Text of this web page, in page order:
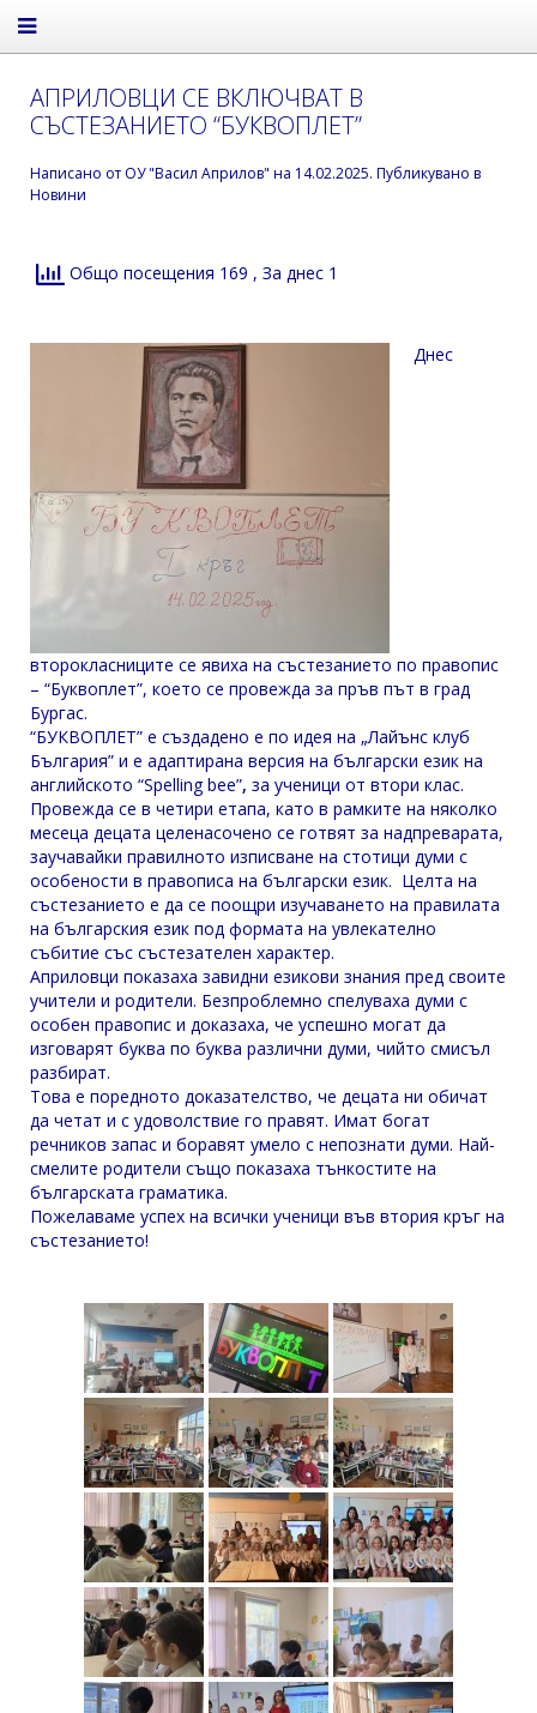
АПРИЛОВЦИ СЕ ВКЛЮЧВАТ В
СЪСТЕЗАНИЕТО “БУКВОПЛЕТ”
Написано от ОУ "Васил Априлов" на 14.02.2025. Публикувано в
Новини
Общо посещения 169 , За днес 1
Днес
второкласниците се явиха на състезанието по правопис
– “Буквоплет”, което се провежда за пръв път в град
Бургас.
“БУКВОПЛЕТ” е създадено е по идея на „Лайънс клуб
България” и е адаптирана версия на български език на
английското “Spelling bee”, за ученици от втори клас.
Провежда се в четири етапа, като в рамките на няколко
месеца децата целенасочено се готвят за надпреварата,
заучавайки правилното изписване на стотици думи с
особености в правописа на български език. Целта на
състезанието е да се поощри изучаването на правилата
на българския език под формата на увлекателно
събитие със състезателен характер.
Априловци показаха завидни езикови знания пред своите
учители и родители. Безпроблемно спелуваха думи с
особен правопис и доказаха, че успешно могат да
изговарят буква по буква различни думи, чийто смисъл
разбират.
Това е поредното доказателство, че децата ни обичат
да четат и с удоволствие го правят. Имат богат
речников запас и боравят умело с непознати думи. Най-
смелите родители също показаха тънкостите на
българската граматика.
Пожелаваме успех на всички ученици във втория кръг на
състезанието!